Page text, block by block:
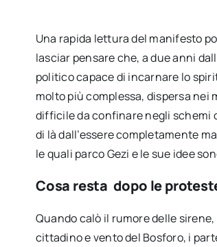
Una rapida lettura del manifesto
lasciar pensare che, a due anni
politico capace di incarnare lo
molto più complessa, dispersa
difficile da confinare negli schemi
di là dall’essere completamente
le quali parco Gezi e le sue idee
Cosa resta dopo le
Quando calò il rumore delle
cittadino e vento del Bosforo, i